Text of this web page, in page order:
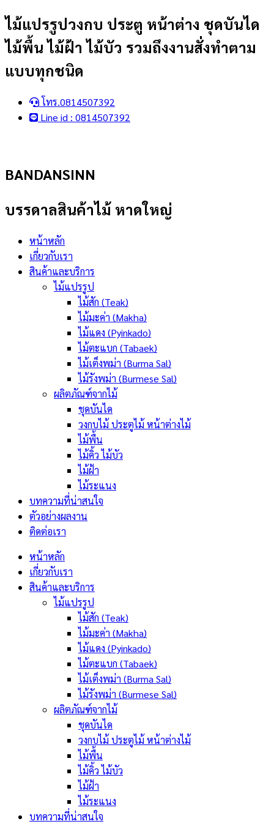
Skip
content
ไม้แปรรูปวงกบ ประตู หน้าต่าง ชุดบันได
ไม้พื้น ไม้ฝ้า ไม้บัว รวมถึงงานสั่งทำตาม
แบบทุกชนิด
โทร.0814507392
Line id : 0814507392
BANDANSINN
บรรดาลสินค้าไม้ หาดใหญ่
หน้าหลัก
เกี่ยวกับเรา
สินค้าและบริการ
ไม้แปรรูป
ไม้สัก (Teak)
ไม้มะค่า (Makha)
ไม้แดง (Pyinkado)
ไม้ตะแบก (Tabaek)
ไม้เต็งพม่า (Burma Sal)
ไม้รังพม่า (Burmese Sal)
ผลิตภัณฑ์จากไม้
ชุดบันได
วงกบไม้ ประตูไม้ หน้าต่างไม้
ไม้พื้น
ไม้คิ้ว ไม้บัว
ไม้ฝ้า
ไม้ระแนง
บทความที่น่าสนใจ
ตัวอย่างผลงาน
ติดต่อเรา
หน้าหลัก
เกี่ยวกับเรา
สินค้าและบริการ
ไม้แปรรูป
ไม้สัก (Teak)
ไม้มะค่า (Makha)
ไม้แดง (Pyinkado)
ไม้ตะแบก (Tabaek)
ไม้เต็งพม่า (Burma Sal)
ไม้รังพม่า (Burmese Sal)
ผลิตภัณฑ์จากไม้
ชุดบันได
วงกบไม้ ประตูไม้ หน้าต่างไม้
ไม้พื้น
ไม้คิ้ว ไม้บัว
ไม้ฝ้า
ไม้ระแนง
บทความที่น่าสนใจ